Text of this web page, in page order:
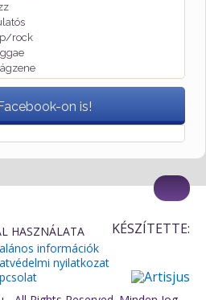
rock
on is!
HASZNÁLATA
információk
nyilatkozat
KÉSZÍTETTE: